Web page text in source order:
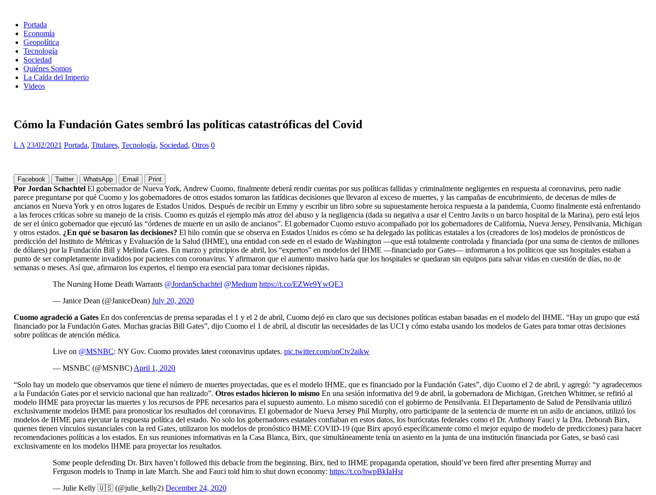
Portada
Economía
Geopolítica
Tecnología
Sociedad
Quiénes Somos
La Caída del Imperio
Videos
Cómo la Fundación Gates sembró las políticas catastróficas del Covid
L A 23/02/2021 Portada, Titulares, Tecnología, Sociedad, Otros 0
Facebook Twitter WhatsApp Email Print
Por Jordan Schachtel El gobernador de Nueva York, Andrew Cuomo, finalmente deberá rendir cuentas por sus políticas fallidas y criminalmente negligentes en respuesta al coronavirus, pero nadie
parece preguntarse por qué Cuomo y los gobernadores de otros estados tomaron las fatídicas decisiones que llevaron al exceso de muertes, y las campañas de encubrimiento, de decenas de miles de
ancianos en Nueva York y en otros lugares de Estados Unidos. Después de recibir un Emmy y escribir un libro sobre su supuestamente heroica respuesta a la pandemia, Cuomo finalmente está enfrentando
a las feroces críticas sobre su manejo de la crisis. Cuomo es quizás el ejemplo más atroz del abuso y la negligencia (dada su negativa a usar el Centro Javits o un barco hospital de la Marina), pero está lejos
de ser el único gobernador que ejecutó las “órdenes de muerte en un asilo de ancianos”. El gobernador Cuomo estuvo acompañado por los gobernadores de California, Nueva Jersey, Pensilvania, Michigan
y otros estados. ¿En qué se basaron las decisiones? El hilo común que se observa en Estados Unidos es cómo se ha delegado las políticas estatales a los (creadores de los) modelos de pronósticos de
predicción del Instituto de Métricas y Evaluación de la Salud (IHME), una entidad con sede en el estado de Washington —que está totalmente controlada y financiada (por una suma de cientos de millones
de dólares) por la Fundación Bill y Melinda Gates. En marzo y principios de abril, los “expertos” en modelos del IHME —financiado por Gates— informaron a los políticos que sus hospitales estaban a
punto de ser completamente invadidos por pacientes con coronavirus. Y afirmaron que el aumento masivo haría que los hospitales se quedaran sin equipos para salvar vidas en cuestión de días, no de
semanas o meses. Así que, afirmaron los expertos, el tiempo era esencial para tomar decisiones rápidas.
The Nursing Home Death Warrants @JordanSchachtel @Medium https://t.co/EZWe9YwQE3
— Janice Dean (@JaniceDean) July 20, 2020
Cuomo agradeció a Gates En dos conferencias de prensa separadas el 1 y el 2 de abril, Cuomo dejó en claro que sus decisiones políticas estaban basadas en el modelo del IHME. “Hay un grupo que está
financiado por la Fundación Gates. Muchas gracias Bill Gates”, dijo Cuomo el 1 de abril, al discutir las necesidades de las UCI y cómo estaba usando los modelos de Gates para tomar otras decisiones
sobre políticas de atención médica.
Live on @MSNBC: NY Gov. Cuomo provides latest coronavirus updates. pic.twitter.com/onCtv2aikw
— MSNBC (@MSNBC) April 1, 2020
“Solo hay un modelo que observamos que tiene el número de muertes proyectadas, que es el modelo IHME, que es financiado por la Fundación Gates”, dijo Cuomo el 2 de abril, y agregó: “y agradecemos
a la Fundación Gates por el servicio nacional que han realizado”. Otros estados hicieron lo mismo En una sesión informativa del 9 de abril, la gobernadora de Michigan, Gretchen Whitmer, se refirió al
modelo IHME para proyectar las muertes y los recursos de PPE necesarios para el supuesto aumento. Lo mismo sucedió con el gobierno de Pensilvania. El Departamento de Salud de Pensilvania utilizó
exclusivamente modelos IHME para pronosticar los resultados del coronavirus. El gobernador de Nueva Jersey Phil Murphy, otro participante de la sentencia de muerte en un asilo de ancianos, utilizó los
modelos de IHME para ejecutar la respuesta política del estado. No solo los gobernadores estatales confiaban en estos datos, los burócratas federales como el Dr. Anthony Fauci y la Dra. Deborah Birx,
quienes tienen vínculos sustanciales con la red Gates, utilizaron los modelos de pronóstico IHME COVID-19 (que Birx apoyó específicamente como el mejor equipo de modelo de predicciones) para hacer
recomendaciones políticas a los estados. En sus reuniones informativas en la Casa Blanca, Birx, que simultáneamente tenía un asiento en la junta de una institución financiada por Gates, se basó casi
exclusivamente en los modelos IHME para proyectar los resultados.
Some people defending Dr. Birx haven’t followed this debacle from the beginning. Birx, tied to IHME propaganda operation, should’ve been fired after presenting Murray and
Ferguson models to Trump in late March. She and Fauci told him to shut down economy: https://t.co/hwpBkIaHsr
— Julie Kelly 🇺🇸 (@julie_kelly2) December 24, 2020